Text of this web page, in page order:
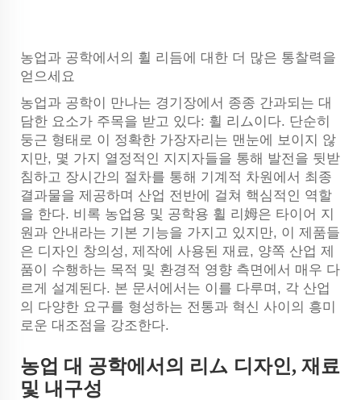
농업과 공학에서의 휠 리듬에 대한 더 많은 통찰력을
얻으세요
농업과 공학이 만나는 경기장에서 종종 간과되는 대
담한 요소가 주목을 받고 있다: 휠 리ム이다. 단순히
둥근 형태로 이 정확한 가장자리는 맨눈에 보이지 않
지만, 몇 가지 열정적인 지지자들을 통해 발전을 뒷받
침하고 장시간의 절차를 통해 기계적 차원에서 최종
결과물을 제공하며 산업 전반에 걸쳐 핵심적인 역할
을 한다. 비록 농업용 및 공학용 휠 리姆은 타이어 지
원과 안내라는 기본 기능을 가지고 있지만, 이 제품들
은 디자인 창의성, 제작에 사용된 재료, 양쪽 산업 제
품이 수행하는 목적 및 환경적 영향 측면에서 매우 다
르게 설계된다. 본 문서에서는 이를 다루며, 각 산업
의 다양한 요구를 형성하는 전통과 혁신 사이의 흥미
로운 대조점을 강조한다.
농업 대 공학에서의 리ム 디자인, 재료
및 내구성